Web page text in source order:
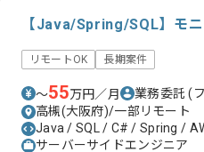
【Java/Spring/SQL】モ
リモートOK 長期案件
〜55万円／月 業務委託(
高槻(大阪府)/一部リモート
Java / SQL / C# / Spring /
サーバーサイドエンジニア